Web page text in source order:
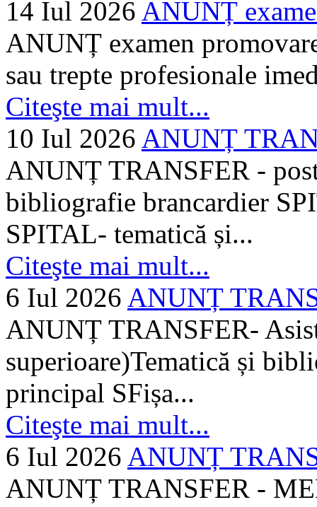
14 Iul 2026 ANUNȚ
ANUNȚ examen
sau trepte profesionale
Citeşte mai mult...
10 Iul 2026 ANUNȚ
ANUNȚ TRANSFER -
bibliografie brancardier
SPITAL- tematică și...
Citeşte mai mult...
6 Iul 2026 ANUNȚ
ANUNȚ TRANSFER-
superioare)Tematică și
principal SFișa...
Citeşte mai mult...
6 Iul 2026 ANUNȚ
ANUNȚ TRANSFER -